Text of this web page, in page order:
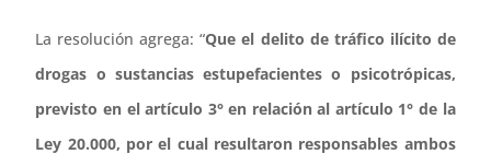
La resolución agrega: “Que el delito de tráfico ilícito de
drogas o sustancias estupefacientes o psicotrópicas,
previsto en el artículo 3° en relación al artículo 1° de la
Ley 20.000, por el cual resultaron responsables ambos